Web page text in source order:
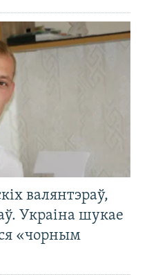
валянтэраў,
Украіна шукае
«чорным